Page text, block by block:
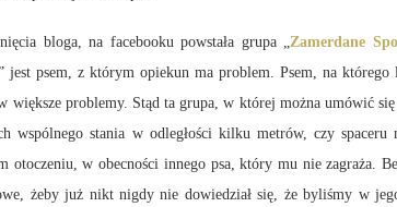
bloga, na facebooku powstała grupa „Zamerdane
jest psem, z którym opiekun ma problem. Psem, na
większe problemy. Stąd ta grupa, w której można umówić
wspólnego stania w odległości kilku metrów, czy
otoczeniu, w obecności innego psa, który mu nie zagraża.
żeby już nikt nigdy nie dowiedział się, że byliśmy w